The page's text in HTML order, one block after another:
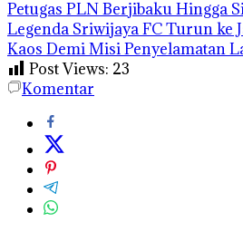
Petugas PLN Berjibaku Hingga
Legenda Sriwijaya FC Turun ke
Kaos Demi Misi Penyelamatan
Post Views: 23
Komentar